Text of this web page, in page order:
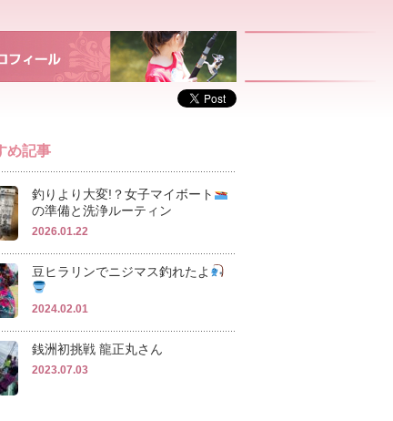
め記事
釣りより大変!？女子マイボート
の準備と洗浄ルーティン
2026.01.22
豆ヒラリンでニジマス釣れたよ
2024.02.01
銭洲初挑戦 龍正丸さん
2023.07.03